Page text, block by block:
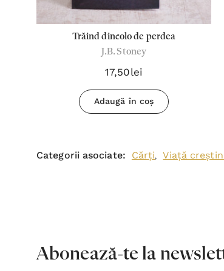
Trăind dincolo de perdea
J.B. Stoney
17,50lei
Adaugă în coș
Categorii asociate: Cărți, Viață
Abonează-te la